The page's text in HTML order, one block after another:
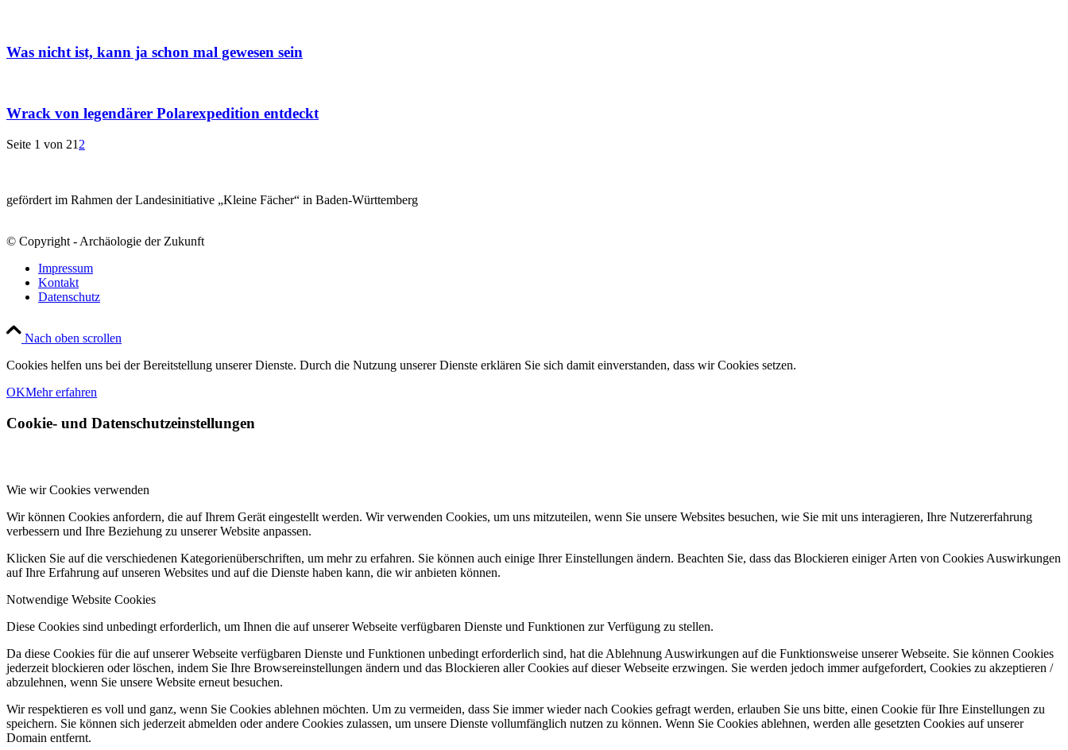
Was nicht ist, kann ja schon mal gewesen sein
Wrack von legendärer Polarexpedition entdeckt
Seite 1 von 21 2
gefördert im Rahmen der Landesinitiative „Kleine Fächer“ in Baden-Württemberg
© Copyright - Archäologie der Zukunft
Impressum
Kontakt
Datenschutz
Nach oben scrollen
Cookies helfen uns bei der Bereitstellung unserer Dienste. Durch die Nutzung unserer Dienste erklären Sie sich damit einverstanden, dass wir Cookies setzen.
OKMehr erfahren
Cookie- und Datenschutzeinstellungen
Wie wir Cookies verwenden
Wir können Cookies anfordern, die auf Ihrem Gerät eingestellt werden. Wir verwenden Cookies, um uns mitzuteilen, wenn Sie unsere Websites besuchen, wie Sie mit uns interagieren, Ihre Nutzererfahrung
verbessern und Ihre Beziehung zu unserer Website anpassen.
Klicken Sie auf die verschiedenen Kategorienüberschriften, um mehr zu erfahren. Sie können auch einige Ihrer Einstellungen ändern. Beachten Sie, dass das Blockieren einiger Arten von Cookies Auswirkungen
auf Ihre Erfahrung auf unseren Websites und auf die Dienste haben kann, die wir anbieten können.
Notwendige Website Cookies
Diese Cookies sind unbedingt erforderlich, um Ihnen die auf unserer Webseite verfügbaren Dienste und Funktionen zur Verfügung zu stellen.
Da diese Cookies für die auf unserer Webseite verfügbaren Dienste und Funktionen unbedingt erforderlich sind, hat die Ablehnung Auswirkungen auf die Funktionsweise unserer Webseite. Sie können Cookies
jederzeit blockieren oder löschen, indem Sie Ihre Browsereinstellungen ändern und das Blockieren aller Cookies auf dieser Webseite erzwingen. Sie werden jedoch immer aufgefordert, Cookies zu akzeptieren /
abzulehnen, wenn Sie unsere Website erneut besuchen.
Wir respektieren es voll und ganz, wenn Sie Cookies ablehnen möchten. Um zu vermeiden, dass Sie immer wieder nach Cookies gefragt werden, erlauben Sie uns bitte, einen Cookie für Ihre Einstellungen zu
speichern. Sie können sich jederzeit abmelden oder andere Cookies zulassen, um unsere Dienste vollumfänglich nutzen zu können. Wenn Sie Cookies ablehnen, werden alle gesetzten Cookies auf unserer
Domain entfernt.